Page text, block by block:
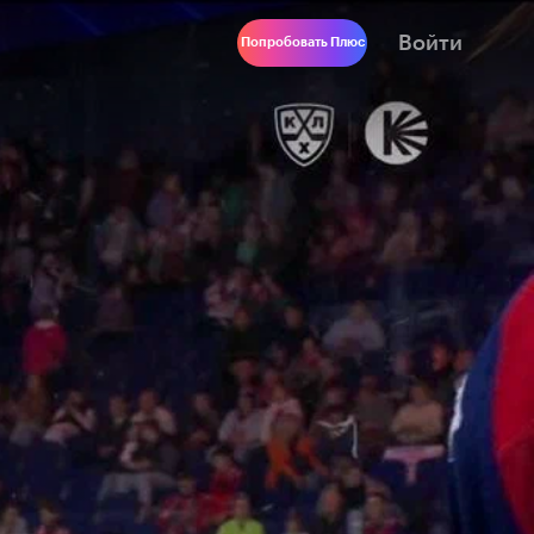
Попробовать Плюс Войти